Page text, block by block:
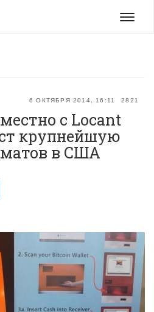
Меню
6 ОКТЯБРЯ 2014, 16:11 2821
с Locant
крупнейшую
в США